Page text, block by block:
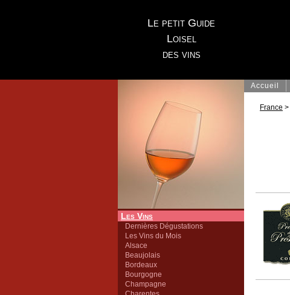
Le petit Guide
Loisel
des vins
Les Vins
Dernières Dégustations
Les Vins du Mois
Alsace
Beaujolais
Bordeaux
Bourgogne
Champagne
Accueil
France >